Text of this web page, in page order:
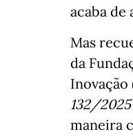
acaba de
Mas
da
Inovação
132/2025
maneira